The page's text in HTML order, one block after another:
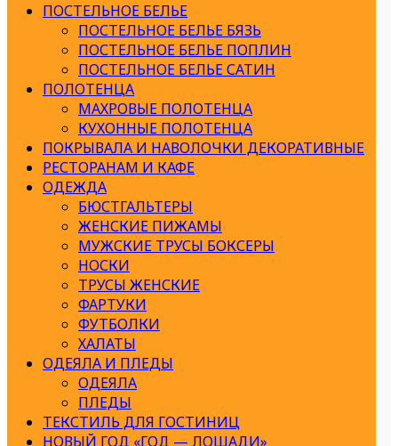
ПОСТЕЛЬНОЕ БЕЛЬЕ
ПОСТЕЛЬНОЕ БЕЛЬЕ БЯЗЬ
ПОСТЕЛЬНОЕ БЕЛЬЕ ПОПЛИН
ПОСТЕЛЬНОЕ БЕЛЬЕ САТИН
ПОЛОТЕНЦА
МАХРОВЫЕ ПОЛОТЕНЦА
КУХОННЫЕ ПОЛОТЕНЦА
ПОКРЫВАЛА И НАВОЛОЧКИ ДЕКОРАТИВНЫЕ
РЕСТОРАНАМ И КАФЕ
ОДЕЖДА
БЮСТГАЛЬТЕРЫ
ЖЕНСКИЕ ПИЖАМЫ
МУЖСКИЕ ТРУСЫ БОКСЕРЫ
НОСКИ
ТРУСЫ ЖЕНСКИЕ
ФАРТУКИ
ФУТБОЛКИ
ХАЛАТЫ
ОДЕЯЛА И ПЛЕДЫ
ОДЕЯЛА
ПЛЕДЫ
ТЕКСТИЛЬ ДЛЯ ГОСТИНИЦ
НОВЫЙ ГОД «ГОД — ЛОШАДИ»